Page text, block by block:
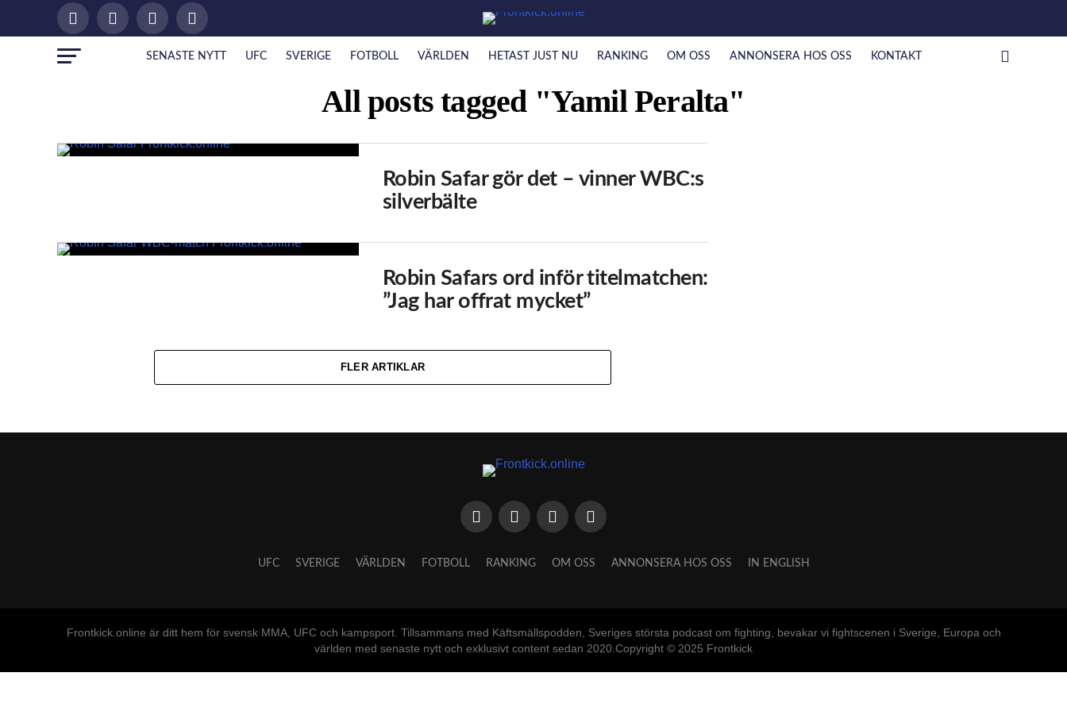
SENASTE NYTT UFC SVERIGE FOTBOLL VÄRLDEN HETAST JUST NU RANKING OM OSS ANNONSERA HOS OSS KONTAKT
All posts tagged "Yamil Peralta"
Robin Safar gör det – vinner WBC:s
silverbälte
Robin Safars ord inför titelmatchen:
”Jag har offrat mycket”
FLER ARTIKLAR
UFC SVERIGE VÄRLDEN FOTBOLL RANKING OM OSS ANNONSERA HOS OSS IN ENGLISH
Frontkick.online är ditt hem för svensk MMA, UFC och kampsport. Tillsammans med Käftsmällspodden, Sveriges största podcast om fighting, bevakar vi fightscenen i Sverige, Europa och
världen med senaste nytt och exklusivt content sedan 2020.Copyright © 2025 Frontkick